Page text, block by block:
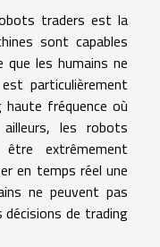
traders est la
sont capables
les humains ne
particulièrement
haute fréquence où
les robots
extrêmement
en temps réel une
ne peuvent pas
décisions de trading